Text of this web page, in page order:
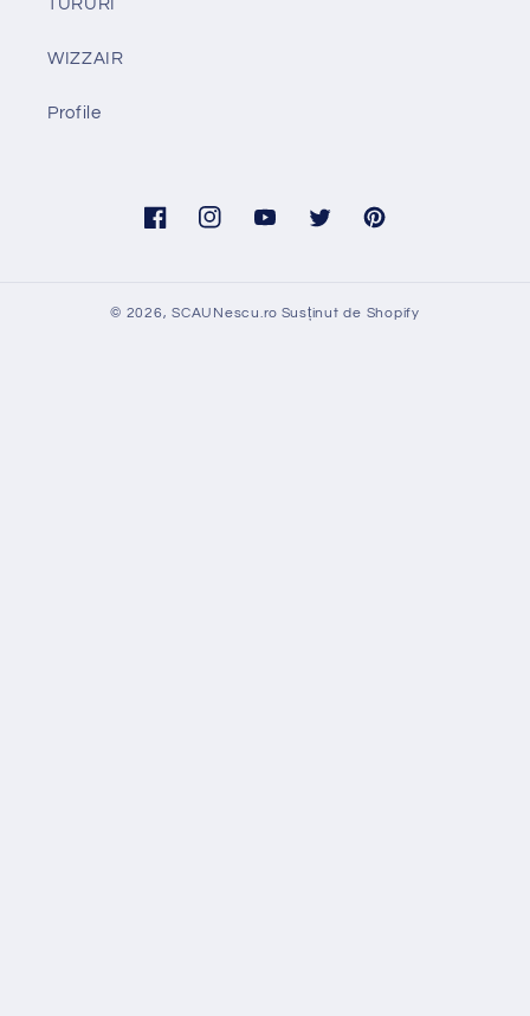
TURURI
WIZZAIR
Profile
FacebookInstagramYouTubeTwitter Pinterest
© 2026,SCAUNescu.ro Susținut de Shopify